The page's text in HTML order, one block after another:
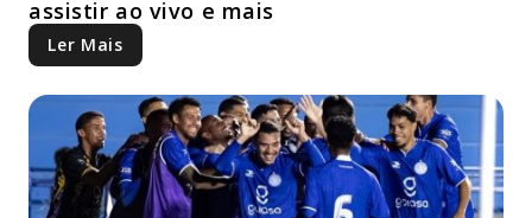
assistir ao vivo e mais
Ler Mais